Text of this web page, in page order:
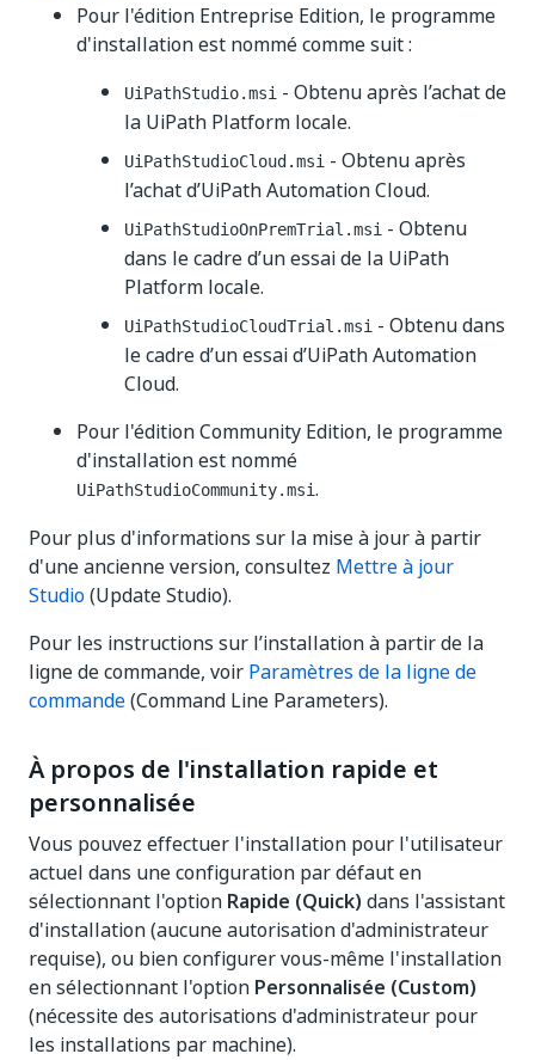
Pour l'édition Entreprise Edition, le programme
d'installation est nommé comme suit :
UiPathStudio.msi - Obtenu après l’achat de
la UiPath Platform locale.
UiPathStudioCloud.msi - Obtenu après
l’achat d’UiPath Automation Cloud.
UiPathStudioOnPremTrial.msi - Obtenu
dans le cadre d’un essai de la UiPath
Platform locale.
UiPathStudioCloudTrial.msi - Obtenu dans
le cadre d’un essai d’UiPath Automation
Cloud.
Pour l'édition Community Edition, le programme
d'installation est nommé
UiPathStudioCommunity.msi.
Pour plus d'informations sur la mise à jour à partir
d'une ancienne version, consultez Mettre à jour
Studio(Update Studio).
Pour les instructions sur l’installation à partir de la
ligne de commande, voir Paramètres de la ligne de
commande(Command Line Parameters).
À propos de l'installation rapide et
personnalisée
Vous pouvez effectuer l'installation pour l'utilisateur
actuel dans une configuration par défaut en
sélectionnant l'option Rapide (Quick) dans l'assistant
d'installation (aucune autorisation d'administrateur
requise), ou bien configurer vous-même l'installation
en sélectionnant l'option Personnalisée (Custom)
(nécessite des autorisations d'administrateur pour
les installations par machine).